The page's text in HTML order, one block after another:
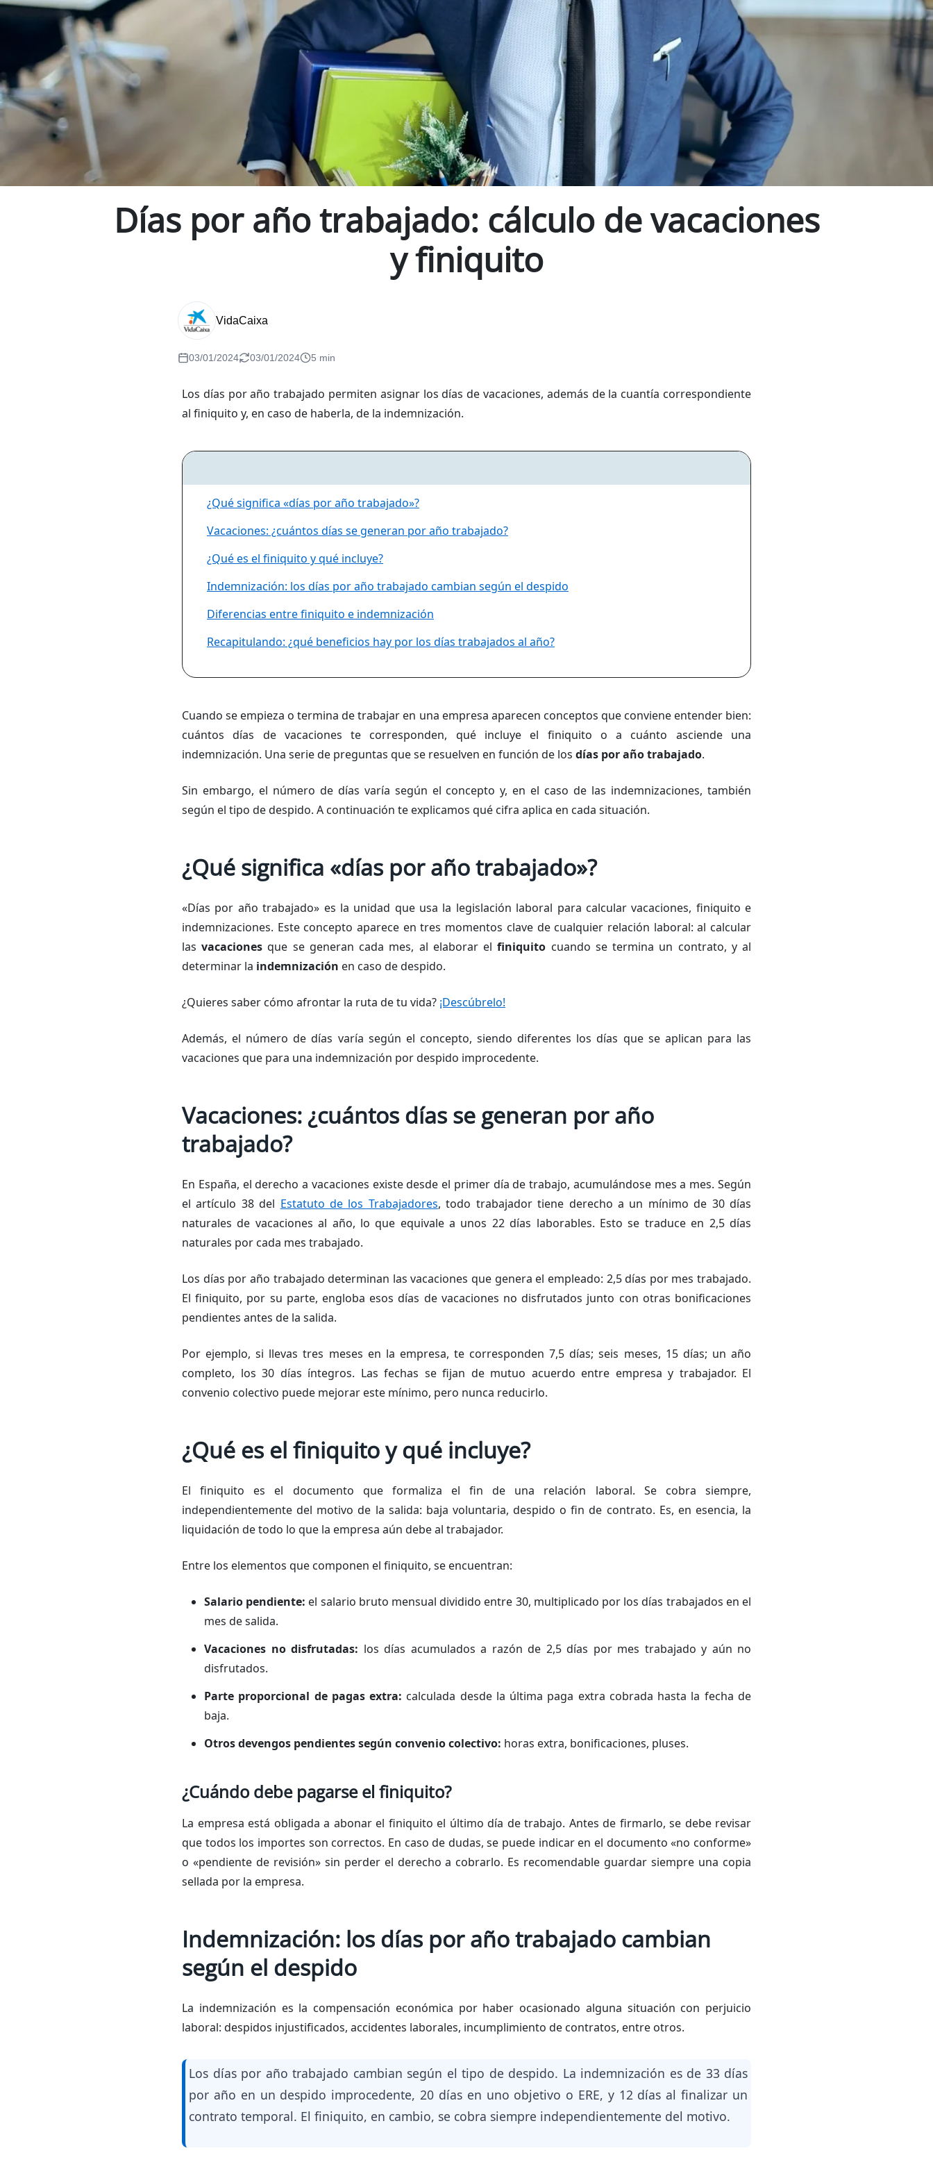
Días por año trabajado: cálculo de vacaciones
y finiquito
VidaCaixa
03/01/2024 03/01/2024 5 min
Los días por año trabajado permiten asignar los días de vacaciones, además de la cuantía correspondiente
al finiquito y, en caso de haberla, de la indemnización.
¿Qué significa «días por año trabajado»?
Vacaciones: ¿cuántos días se generan por año trabajado?
¿Qué es el finiquito y qué incluye?
Indemnización: los días por año trabajado cambian según el despido
Diferencias entre finiquito e indemnización
Recapitulando: ¿qué beneficios hay por los días trabajados al año?
Cuando se empieza o termina de trabajar en una empresa aparecen conceptos que conviene entender bien:
cuántos días de vacaciones te corresponden, qué incluye el finiquito o a cuánto asciende una
indemnización. Una serie de preguntas que se resuelven en función de los días por año trabajado.
Sin embargo, el número de días varía según el concepto y, en el caso de las indemnizaciones, también
según el tipo de despido. A continuación te explicamos qué cifra aplica en cada situación.
¿Qué significa «días por año trabajado»?
«Días por año trabajado» es la unidad que usa la legislación laboral para calcular vacaciones, finiquito e
indemnizaciones. Este concepto aparece en tres momentos clave de cualquier relación laboral: al calcular
lasvacaciones que se generan cada mes, al elaborar elfiniquito cuando se termina un contrato, y al
determinar la indemnización en caso de despido.
¿Quieres saber cómo afrontar la ruta de tu vida? ¡Descúbrelo!
Además, el número de días varía según el concepto, siendo diferentes los días que se aplican para las
vacaciones que para una indemnización por despido improcedente.
Vacaciones: ¿cuántos días se generan por año
trabajado?
En España, el derecho a vacaciones existe desde el primer día de trabajo, acumulándose mes a mes. Según
el artículo 38 del Estatuto de los Trabajadores, todo trabajador tiene derecho a un mínimo de 30 días
naturales de vacaciones al año, lo que equivale a unos 22 días laborables. Esto se traduce en 2,5 días
naturales por cada mes trabajado.
Los días por año trabajado determinan las vacaciones que genera el empleado: 2,5 días por mes trabajado.
El finiquito, por su parte, engloba esos días de vacaciones no disfrutados junto con otras bonificaciones
pendientes antes de la salida.
Por ejemplo, si llevas tres meses en la empresa, te corresponden 7,5 días; seis meses, 15 días; un año
completo, los 30 días íntegros. Las fechas se fijan de mutuo acuerdo entre empresa y trabajador. El
convenio colectivo puede mejorar este mínimo, pero nunca reducirlo.
¿Qué es el finiquito y qué incluye?
El finiquito es el documento que formaliza el fin de una relación laboral. Se cobra siempre,
independientemente del motivo de la salida: baja voluntaria, despido o fin de contrato. Es, en esencia, la
liquidación de todo lo que la empresa aún debe al trabajador.
Entre los elementos que componen el finiquito, se encuentran:
Salario pendiente: el salario bruto mensual dividido entre 30, multiplicado por los días trabajados en el
mes de salida.
Vacaciones no disfrutadas: los días acumulados a razón de 2,5 días por mes trabajado y aún no
disfrutados.
Parte proporcional de pagas extra: calculada desde la última paga extra cobrada hasta la fecha de
baja.
Otros devengos pendientes según convenio colectivo: horas extra, bonificaciones, pluses.
¿Cuándo debe pagarse el finiquito?
La empresa está obligada a abonar el finiquito el último día de trabajo. Antes de firmarlo, se debe revisar
que todos los importes son correctos. En caso de dudas, se puede indicar en el documento «no conforme»
o «pendiente de revisión» sin perder el derecho a cobrarlo. Es recomendable guardar siempre una copia
sellada por la empresa.
Indemnización: los días por año trabajado cambian
según el despido
La indemnización es la compensación económica por haber ocasionado alguna situación con perjuicio
laboral: despidos injustificados, accidentes laborales, incumplimiento de contratos, entre otros.
Los días por año trabajado cambian según el tipo de despido. La indemnización es de 33 días
por año en un despido improcedente, 20 días en uno objetivo o ERE, y 12 días al finalizar un
contrato temporal. El finiquito, en cambio, se cobra siempre independientemente del motivo.